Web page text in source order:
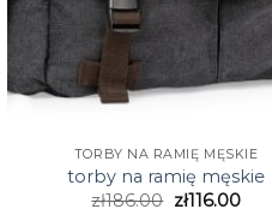
TORBY NA RAMIĘ MĘSKIE
torby na ramię męskie
zł186.00 zł116.00